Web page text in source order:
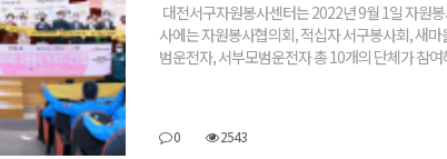
대전서구자원봉사센터는 2022년 9월 1일 자원
사에는 자원봉사협의회, 적십자 서구봉사회, 새
범운전자, 서부모범운전자 총 10개의 단체가 참
0 2543